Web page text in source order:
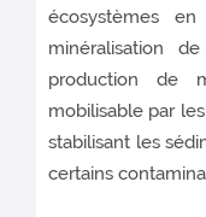
écosystèmes
minéralisation
production de
mobilisable par
stabilisant les
certains